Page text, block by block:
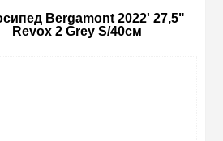
Bergamont 2022' 27,5"
Revox 2 Grey S/40см